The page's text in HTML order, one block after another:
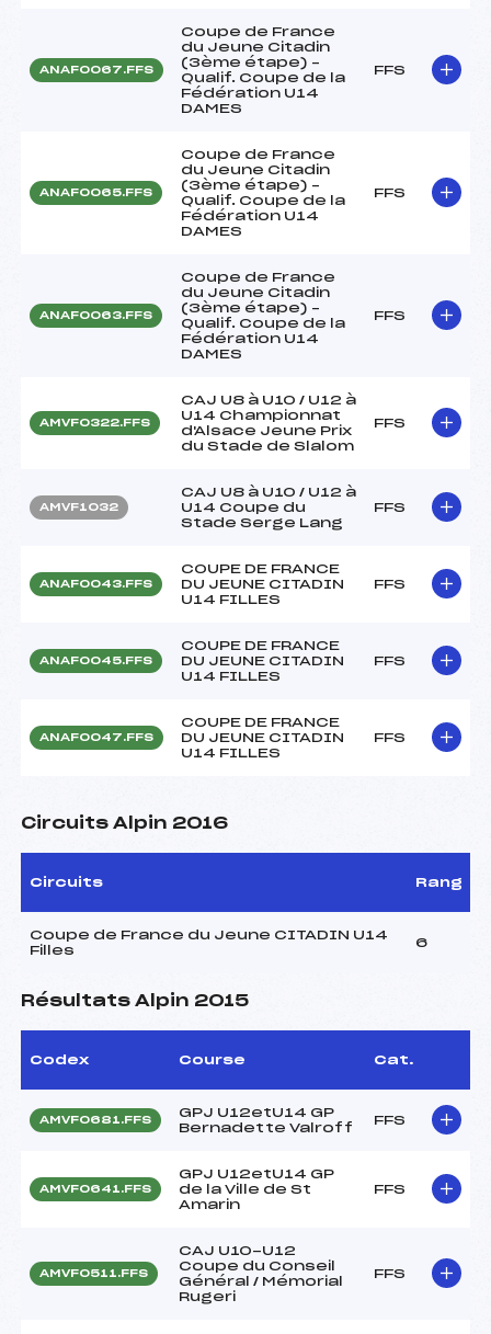
ANAF0067.FFS
Coupe de France
du Jeune Citadin
(3ème étape) –
Qualif. Coupe de la
Fédération U14
DAMES
FFS
ANAF0065.FFS
Coupe de France
du Jeune Citadin
(3ème étape) –
Qualif. Coupe de la
Fédération U14
DAMES
FFS
ANAF0063.FFS
Coupe de France
du Jeune Citadin
(3ème étape) –
Qualif. Coupe de la
Fédération U14
DAMES
FFS
AMVF0322.FFS
CAJ U8 à U10 / U12 à
U14 Championnat
d'Alsace Jeune Prix
du Stade de Slalom
FFS
AMVF1032
CAJ U8 à U10 / U12 à
U14 Coupe du
Stade Serge Lang
FFS
ANAF0043.FFS
COUPE DE FRANCE
DU JEUNE CITADIN
U14 FILLES
FFS
ANAF0045.FFS
COUPE DE FRANCE
DU JEUNE CITADIN
U14 FILLES
FFS
ANAF0047.FFS
COUPE DE FRANCE
DU JEUNE CITADIN
U14 FILLES
FFS
Circuits Alpin 2016
Circuits Rang
Coupe de France du Jeune CITADIN U14
Filles
6
Résultats Alpin 2015
Codex Course Cat.
AMVF0681.FFS
GPJ U12etU14 GP
Bernadette Valroff
FFS
AMVF0641.FFS
GPJ U12etU14 GP
de la Ville de St
Amarin
FFS
AMVF0511.FFS
CAJ U10-U12
Coupe du Conseil
Général / Mémorial
Rugeri
FFS